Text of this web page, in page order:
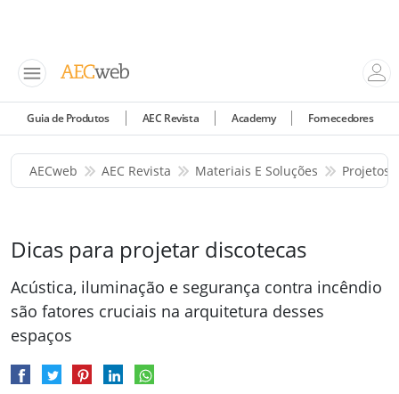
Guia de Produtos AEC Revista Academy Fornecedores
AECweb AEC Revista Materiais E Soluções Projetos
Dicas para projetar discotecas
Acústica, iluminação e segurança contra incêndio
são fatores cruciais na arquitetura desses
espaços